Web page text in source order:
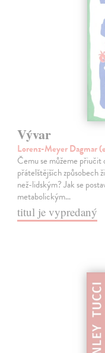
Vývar
Lorenz-Meyer Dagmar
Čemu se můžeme přiučit
přátelštějších způsobech
než-lidským? Jak se
metabolickým…
titul je vypredaný